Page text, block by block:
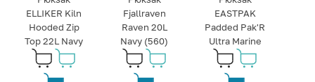
ELLIKER Kiln
Hooded Zip
Top 22L Navy
Fjallraven
Raven 20L
Navy (560)
EASTPAK
Padded Pak'R
Ultra Marine